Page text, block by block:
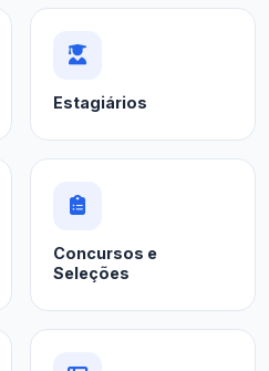
Estagiários
Concursos e
Seleções